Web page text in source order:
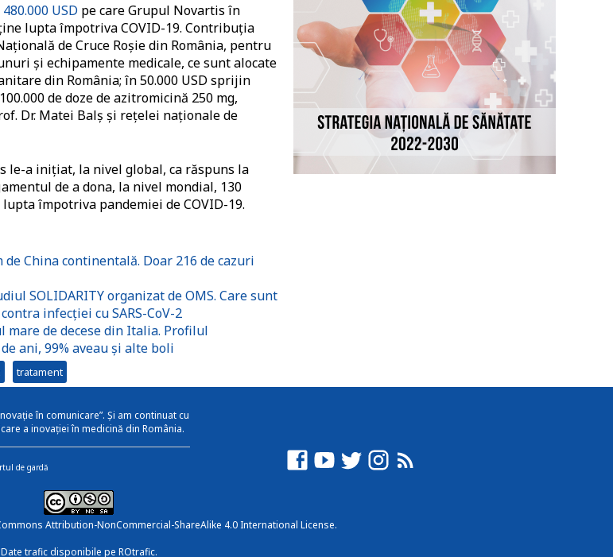
USD pe care Grupul Novartis în
lupta împotriva COVID-19. Contribuția
de Cruce Roșie din România, pentru
și echipamente medicale, ce sunt alocate
din România; în 50.000 USD sprijin
de doze de azitromicină 250 mg,
Dr. Matei Balș și rețelei naționale de
le-a inițiat, la nivel global, ca răspuns la
de a dona, la nivel mondial, 130
împotriva pandemiei de COVID-19.
China continentală. Doar 216 de cazuri
SOLIDARITY organizat de OMS. Care sunt
infecției cu SARS-CoV-2
mare de decese din Italia. Profilul
ani, 99% aveau și alte boli
tratament
în comunicare”. Și am continuat cu
a inovației în medicină din România.
de gardă
Attribution-NonCommercial-ShareAlike 4.0 International License.
Date trafic disponibile pe ROtrafic.